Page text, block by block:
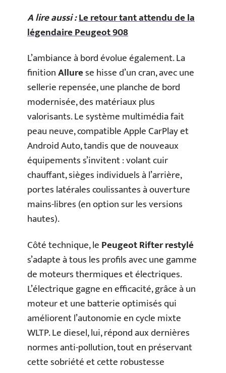
A lire aussi :Le retour tant attendu de la
légendaire Peugeot 908
L’ambiance à bord évolue également. La
finitionAllurese hisse d’un cran, avec une
sellerie repensée, une planche de bord
modernisée, des matériaux plus
valorisants. Le système multimédia fait
peau neuve, compatible Apple CarPlay et
Android Auto, tandis que de nouveaux
équipements s’invitent : volant cuir
chauffant, sièges individuels à l’arrière,
portes latérales coulissantes à ouverture
mains-libres (en option sur les versions
hautes).
Côté technique, lePeugeot Rifter restylé
s’adapte à tous les profils avec une gamme
de moteurs thermiques et électriques.
L’électrique gagne en efficacité, grâce à un
moteur et une batterie optimisés qui
améliorent l’autonomie en cycle mixte
WLTP. Le diesel, lui, répond aux dernières
normes anti-pollution, tout en préservant
cette sobriété et cette robustesse